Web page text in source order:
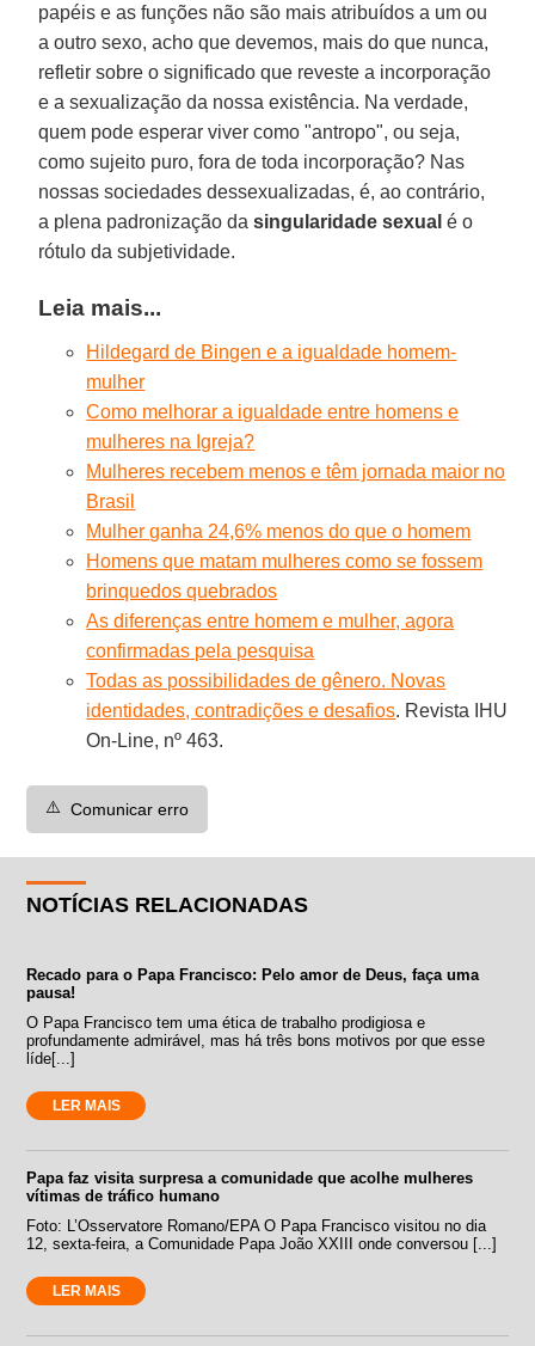
papéis e as funções não são mais atribuídos a um ou
a outro sexo, acho que devemos, mais do que nunca,
refletir sobre o significado que reveste a incorporação
e a sexualização da nossa existência. Na verdade,
quem pode esperar viver como "antropo", ou seja,
como sujeito puro, fora de toda incorporação? Nas
nossas sociedades dessexualizadas, é, ao contrário,
a plena padronização dasingularidade sexual é o
rótulo da subjetividade.
Leia mais...
Hildegard de Bingen e a igualdade homem-
mulher
Como melhorar a igualdade entre homens e
mulheres na Igreja?
Mulheres recebem menos e têm jornada maior no
Brasil
Mulher ganha 24,6% menos do que o homem
Homens que matam mulheres como se fossem
brinquedos quebrados
As diferenças entre homem e mulher, agora
confirmadas pela pesquisa
Todas as possibilidades de gênero. Novas
identidades, contradições e desafios. Revista IHU
On-Line, nº 463.
⚠️ Comunicar erro
NOTÍCIAS RELACIONADAS
Recado para o Papa Francisco: Pelo amor de Deus, faça uma
pausa!
O Papa Francisco tem uma ética de trabalho prodigiosa e
profundamente admirável, mas há três bons motivos por que esse
líde[...]
LER MAIS
Papa faz visita surpresa a comunidade que acolhe mulheres
vítimas de tráfico humano
Foto: L’Osservatore Romano/EPA O Papa Francisco visitou no dia
12, sexta-feira, a Comunidade Papa João XXIII onde conversou [...]
LER MAIS